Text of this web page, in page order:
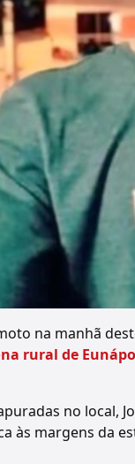
na manhã
rural de
no local,
às margens da